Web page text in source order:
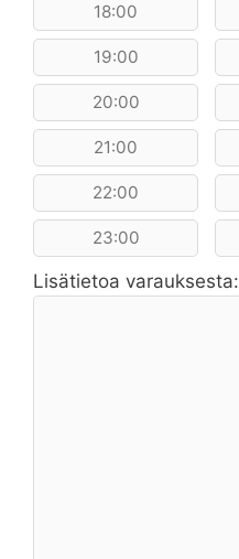
18:00
19:00
20:00
21:00
22:00
23:00
Lisätietoa varauksesta: